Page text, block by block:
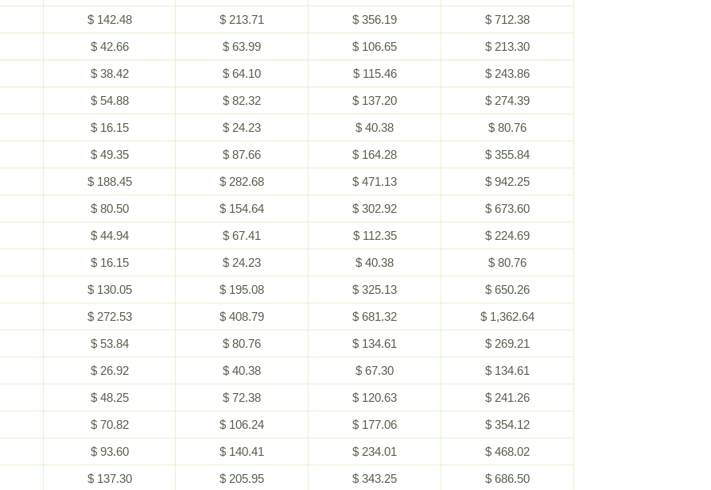
$ 142.48 $ 213.71 $ 356.19
$ 712.38
$ 42.66 $ 63.99 $ 106.65
$ 213.30
$ 38.42 $ 64.10 $ 115.46
$ 243.86
$ 54.88 $ 82.32 $ 137.20
$ 274.39
$ 16.15 $ 24.23 $ 40.38
$ 80.76
$ 49.35 $ 87.66 $ 164.28
$ 355.84
$ 188.45 $ 282.68 $ 471.13
$ 942.25
$ 80.50 $ 154.64 $ 302.92
$ 673.60
$ 44.94 $ 67.41 $ 112.35
$ 224.69
$ 16.15 $ 24.23 $ 40.38
$ 80.76
$ 130.05 $ 195.08 $ 325.13
$ 650.26
$ 272.53 $ 408.79 $ 681.32
$ 1,362.64
$ 53.84 $ 80.76 $ 134.61
$ 269.21
$ 26.92 $ 40.38 $ 67.30
$ 134.61
$ 48.25 $ 72.38 $ 120.63
$ 241.26
$ 70.82 $ 106.24 $ 177.06
$ 354.12
$ 93.60 $ 140.41 $ 234.01
$ 468.02
$ 137.30 $ 205.95 $ 343.25
$ 686.50